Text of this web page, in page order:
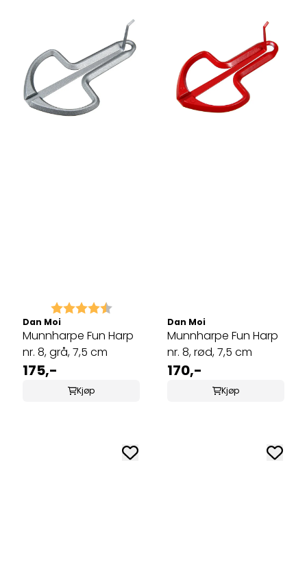
Karakter: 4.5 av 5 mulige
Dan Moi
Munnharpe Fun Harp
nr. 8, grå, 7,5 cm
175,-
Kjøp
Dan Moi
Munnharpe Fun Harp
nr. 8, rød, 7,5 cm
170,-
Kjøp